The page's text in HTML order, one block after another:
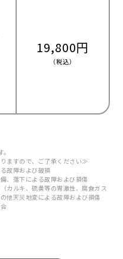
19,800円
（税込）
ますので、ご了承ください≫
故障および破損
、落下による故障および損傷
カルキ、硫黄等の胃激性、腐食ガス
他天災地変による故障および損傷